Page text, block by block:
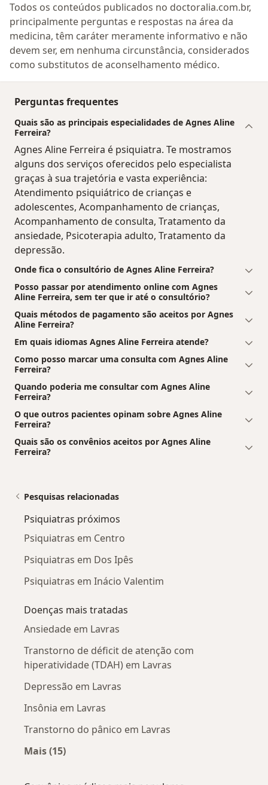
Todos os conteúdos publicados no doctoralia.com.br,
principalmente perguntas e respostas na área da
medicina, têm caráter meramente informativo e não
devem ser, em nenhuma circunstância, considerados
como substitutos de aconselhamento médico.
Perguntas frequentes
Quais são as principais especialidades de Agnes Aline
Ferreira?
Agnes Aline Ferreira é psiquiatra. Te mostramos
alguns dos serviços oferecidos pelo especialista
graças à sua trajetória e vasta experiência:
Atendimento psiquiátrico de crianças e
adolescentes, Acompanhamento de crianças,
Acompanhamento de consulta, Tratamento da
ansiedade, Psicoterapia adulto, Tratamento da
depressão.
Onde fica o consultório de Agnes Aline Ferreira?
Posso passar por atendimento online com Agnes
Aline Ferreira, sem ter que ir até o consultório?
Quais métodos de pagamento são aceitos por Agnes
Aline Ferreira?
Em quais idiomas Agnes Aline Ferreira atende?
Como posso marcar uma consulta com Agnes Aline
Ferreira?
Quando poderia me consultar com Agnes Aline
Ferreira?
O que outros pacientes opinam sobre Agnes Aline
Ferreira?
Quais são os convênios aceitos por Agnes Aline
Ferreira?
Pesquisas relacionadas
Psiquiatras próximos
Psiquiatras em Centro
Psiquiatras em Dos Ipês
Psiquiatras em Inácio Valentim
Doenças mais tratadas
Ansiedade em Lavras
Transtorno de déficit de atenção com
hiperatividade (TDAH) em Lavras
Depressão em Lavras
Insônia em Lavras
Transtorno do pânico em Lavras
Mais (15)